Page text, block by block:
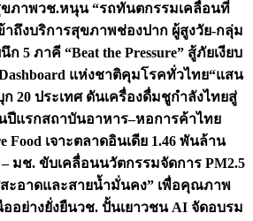
ภาพวช.หนุน “รถทันตกรรมเคลื่อนที่
าถึงบริการสุขภาพช่องปาก ผู้สูงวัย-กลุ่ม
ก 5 ภาคี “Beat the Pressure” สู้ภัยเงียบ
แห่งชาติคุมโรคทั่วไทย“แสน
20 ประเทศ ดันเครื่องดื่มชูกำลังไทยสู่
ปีแรกสถาบันอาหาร–หอการค้าไทย
Food เจาะตลาดอินเดีย 1.46 พันล้าน
มช. ขับเคลื่อนนวัตกรรมจัดการ PM2.5
ะอาดและสายน้ำมั่นคง” เพื่อคุณภาพ
อย่างยั่งยืนวช. ปั้นเยาวชน AI จัดอบรม